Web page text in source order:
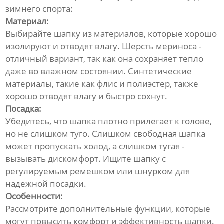
зимнего спорта:
Материал:
Выбирайте шапку из материалов, которые хорошо
изолируют и отводят влагу. Шерсть мериноса -
отличный вариант, так как она сохраняет тепло
даже во влажном состоянии. Синтетические
материалы, такие как флис и полиэстер, также
хорошо отводят влагу и быстро сохнут.
Посадка:
Убедитесь, что шапка плотно прилегает к голове,
но не слишком туго. Слишком свободная шапка
может пропускать холод, а слишком тугая -
вызывать дискомфорт. Ищите шапку с
регулируемым ремешком или шнурком для
надежной посадки.
Особенности:
Рассмотрите дополнительные функции, которые
могут повысить комфорт и эффективность шапки.